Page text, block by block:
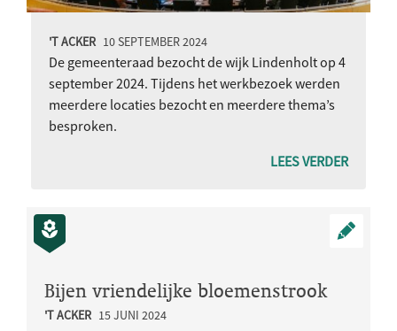
'T ACKER 10 SEPTEMBER 2024
De gemeenteraad bezocht de wijk Lindenholt op 4
september 2024. Tijdens het werkbezoek werden
meerdere locaties bezocht en meerdere thema’s
besproken.
LEES VERDER
Bijen vriendelijke bloemenstrook
'T ACKER 15 JUNI 2024